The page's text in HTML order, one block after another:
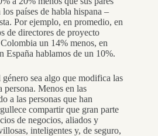
países de habla hispana –
Por ejemplo, en promedio, en
de directores de proyecto
un 14% menos, en
España hablamos de un 10%.
sea algo que modifica las
persona. Menos en las
a las personas que han
compartir que gran parte
de negocios, aliados y
inteligentes y, de seguro,